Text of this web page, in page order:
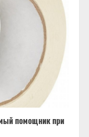
помощник при